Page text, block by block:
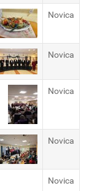
Novica
Novica
Novica
Novica
Novica